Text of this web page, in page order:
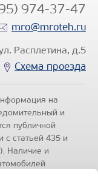
974-37-47
mro@mroteh.ru
Расплетина, д.5
Схема проезда
на
и
публичной
с статьей 435 и
Наличие и
представленных